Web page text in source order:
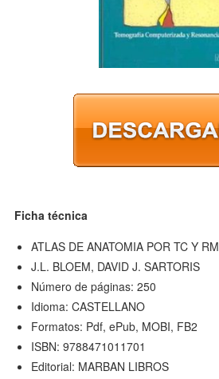
Ficha técnica
ATLAS DE ANATOMIA POR TC Y RM
J.L. BLOEM, DAVID J. SARTORIS
Número de páginas: 250
Idioma: CASTELLANO
Formatos: Pdf, ePub, MOBI, FB2
ISBN: 9788471011701
Editorial: MARBAN LIBROS